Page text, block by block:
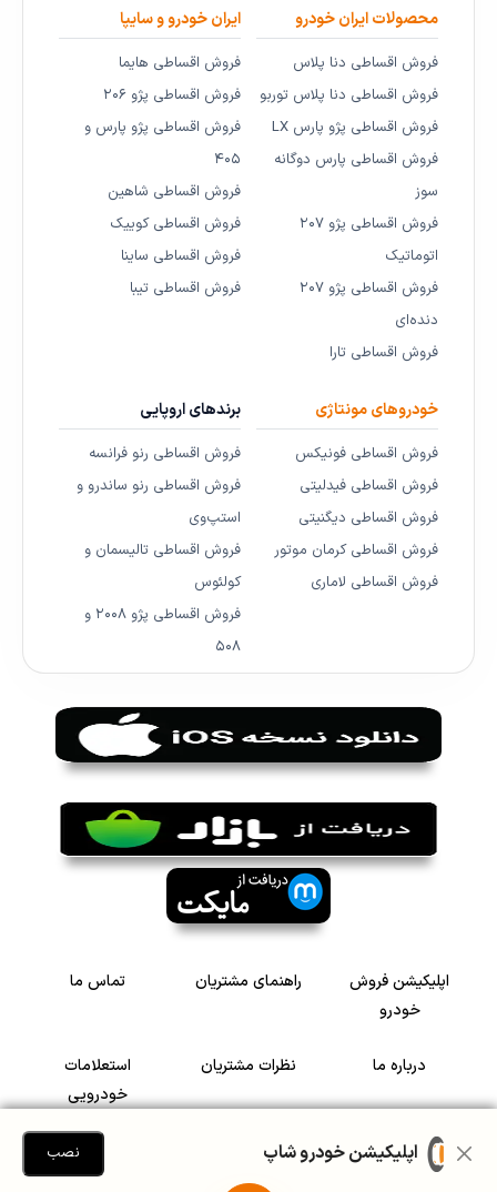
محصولات ایران خودرو
فروش اقساطی دنا پلاس
فروش اقساطی دنا پلاس توربو
فروش اقساطی پژو پارس LX
فروش اقساطی پارس دوگانه
سوز
فروش اقساطی پژو ۲۰۷
اتوماتیک
فروش اقساطی پژو ۲۰۷
دنده‌ای
فروش اقساطی تارا
ایران خودرو و سایپا
فروش اقساطی هایما
فروش اقساطی پژو ۲۰۶
فروش اقساطی پژو پارس و
۴۰۵
فروش اقساطی شاهین
فروش اقساطی کوییک
فروش اقساطی ساینا
فروش اقساطی تیبا
خودروهای مونتاژی
فروش اقساطی فونیکس
فروش اقساطی فیدلیتی
فروش اقساطی دیگنیتی
فروش اقساطی کرمان موتور
فروش اقساطی لاماری
برندهای اروپایی
فروش اقساطی رنو فرانسه
فروش اقساطی رنو ساندرو و
استپ‌وی
فروش اقساطی تالیسمان و
کولئوس
فروش اقساطی پژو ۲۰۰۸ و
۵۰۸
اپلیکیشن فروش
خودرو
راهنمای مشتریان تماس ما
درباره ما نظرات مشتریان
استعلامات
خودرویی
سرمایه گذاری در
رضایت مشتریاناپلیکیشن خودرو شاپ نصب